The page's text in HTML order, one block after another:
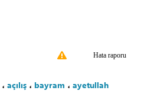
Hata raporu
، açılış ، bayram ، ayetullah